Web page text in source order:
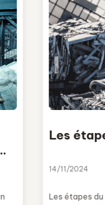
Les
14/11/2024
Les étapes